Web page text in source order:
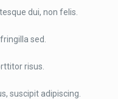
dui, non felis.
sed.
risus.
suscipit adipiscing.